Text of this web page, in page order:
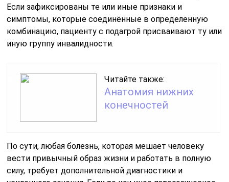
Если зафиксированы те или иные признаки и
симптомы, которые соединённые в определенную
комбинацию, пациенту с подагрой присваивают ту или
иную группу инвалидности.
Читайте также:
Анатомия нижних
конечностей
По сути, любая болезнь, которая мешает человеку
вести привычный образ жизни и работать в полную
силу, требует дополнительной диагностики и